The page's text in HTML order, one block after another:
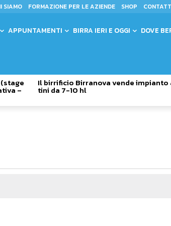
SIAMO FORMAZIONE PER LE AZIENDE SHOP
APPUNTAMENTI BIRRA IERI E OGGI DOVE
–
Il birrificio Birranova vende impianto
tini da 7-10 hl